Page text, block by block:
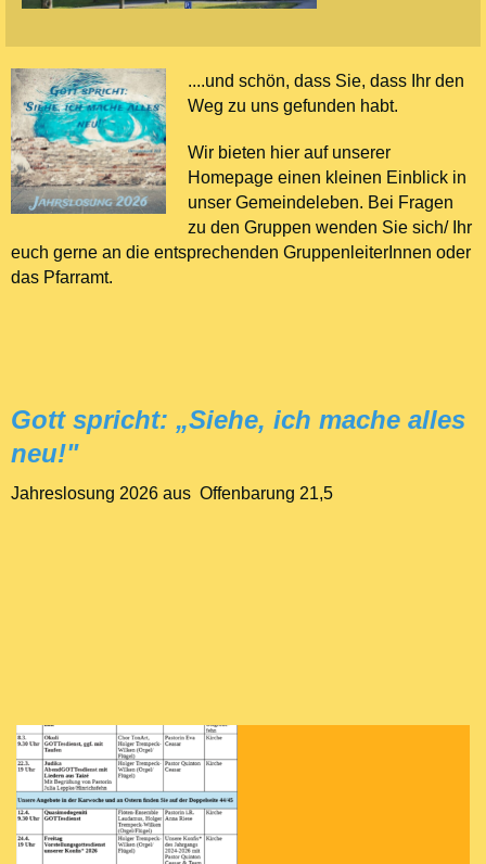
....und schön, dass Sie, dass Ihr den
Weg zu uns gefunden habt.
Wir bieten hier auf unserer
Homepage einen kleinen Einblick in
unser Gemeindeleben. Bei Fragen
zu den Gruppen wenden Sie sich/ Ihr
euch gerne an die entsprechenden GruppenleiterInnen oder
das Pfarramt.
Gott spricht: „Siehe, ich mache alles
neu!"
Jahreslosung 2026 aus Offenbarung 21,5